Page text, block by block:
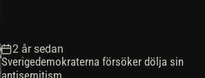
2 år sedan
Sverigedemokraterna försöker dölja sin
antisemitism